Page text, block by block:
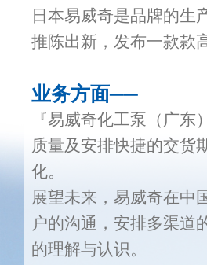
日本易威奇是品牌的生
推陈出新，发布一款款
业务方面──
『易威奇化工泵（广
质量及安排快捷的交货
化。
展望未来，易威奇在中
户的沟通，安排多渠道
的理解与认识。